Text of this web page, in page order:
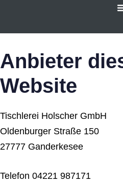
Anbieter
Website
Tischlerei Holscher GmbH
Oldenburger Straße 150
27777 Ganderkesee
Telefon 04221 987171